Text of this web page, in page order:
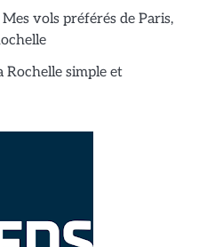
vols préférés de Paris,
simple et